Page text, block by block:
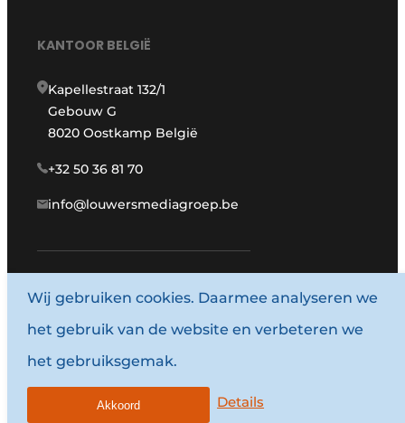
KANTOOR BELGIË
Kapellestraat 132/1
Gebouw G
8020 Oostkamp België
+32 50 36 81 70
info@louwersmediagroep.be
www.louwersmediagroep.com
© 1987 - 2026 Louwersmediagroep.
Algemene voorwaarden
Wij gebruiken cookies. Daarmee analyseren we
het gebruik van de website en verbeteren we
het gebruiksgemak.
Details
Akkoord